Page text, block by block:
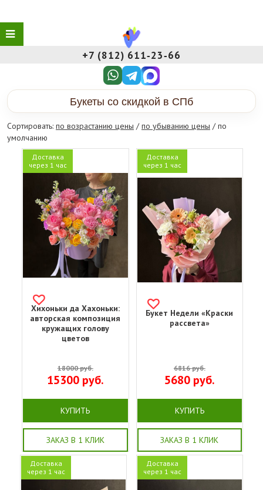
+7 (812) 611‑23‑66
Букеты со скидкой в СПб
Сортировать: по возрастанию цены /по убыванию цены / по
умолчанию
Доставка
через 1 час
Хихоньки да Хахоньки:
авторская композиция
кружащих голову
цветов
18000руб.
15300руб.
КУПИТЬ
ЗАКАЗ В 1 КЛИК
Доставка
через 1 час
Букет Недели «Краски
рассвета»
6816руб.
5680руб.
КУПИТЬ
ЗАКАЗ В 1 КЛИК
Доставка
через 1 час
Доставка
через 1 час